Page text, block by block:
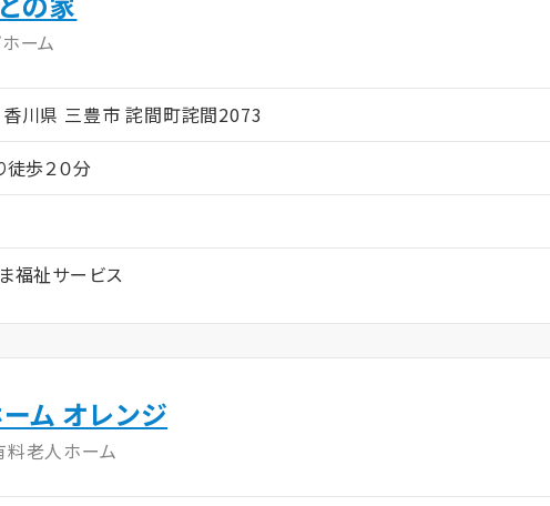
ーム
川県 三豊市 詫間町詫間2073
徒歩２０分
福祉サービス
ム オレンジ
料老人ホーム